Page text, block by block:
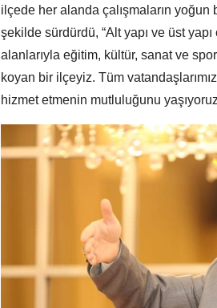
ilçede her alanda çalışmaların
şekilde sürdürdü, “Alt yapı ve üst yapı
alanlarıyla eğitim, kültür, sanat ve
koyan bir ilçeyiz. Tüm
hizmet etmenin mutluluğunu